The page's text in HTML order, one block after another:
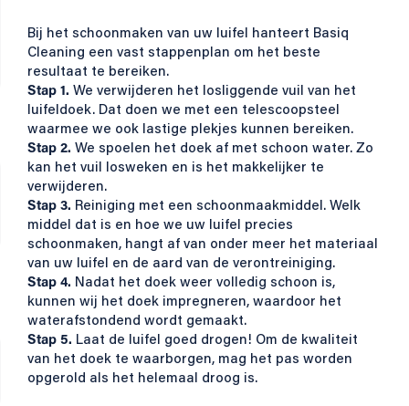
Bij het schoonmaken van uw luifel hanteert Basiq
Cleaning een vast stappenplan om het beste
resultaat te bereiken.
Stap 1. We verwijderen het losliggende vuil van het
luifeldoek. Dat doen we met een telescoopsteel
waarmee we ook lastige plekjes kunnen bereiken.
Stap 2. We spoelen het doek af met schoon water. Zo
kan het vuil losweken en is het makkelijker te
verwijderen.
Stap 3. Reiniging met een schoonmaakmiddel. Welk
middel dat is en hoe we uw luifel precies
schoonmaken, hangt af van onder meer het materiaal
van uw luifel en de aard van de verontreiniging.
Stap 4. Nadat het doek weer volledig schoon is,
kunnen wij het doek impregneren, waardoor het
waterafstondend wordt gemaakt.
Stap 5. Laat de luifel goed drogen! Om de kwaliteit
van het doek te waarborgen, mag het pas worden
opgerold als het helemaal droog is.